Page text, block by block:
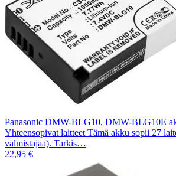
Panasonic DMW-BLG10, DMW-BLG10E
Yhteensopivat laitteet Tämä akku sopii 27
valmistajaa). Tarkis…
22,95 €